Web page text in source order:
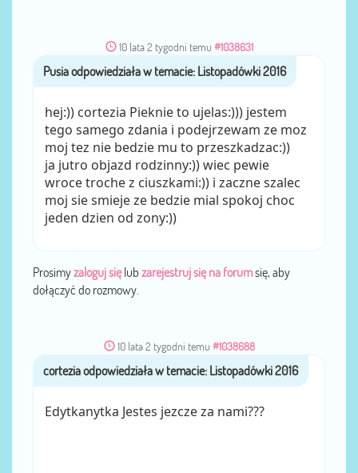
10 lata 2 tygodni temu #1038631
przezPusia
hej:)) cortezia Pieknie to ujelas:))) jestem
tego samego zdania i podejrzewam ze moz
moj tez nie bedzie mu to przeszkadzac:))
ja jutro objazd rodzinny:)) wiec pewie
wroce troche z ciuszkami:)) i zaczne szalec
moj sie smieje ze bedzie mial spokoj choc
jeden dzien od zony:))
Prosimyzaloguj sięlub zarejestruj się na forumsię, aby
dołączyć do rozmowy.
10 lata 2 tygodni temu #1038688
przez cortezia
Edytkanytka Jestes jezcze za nami???